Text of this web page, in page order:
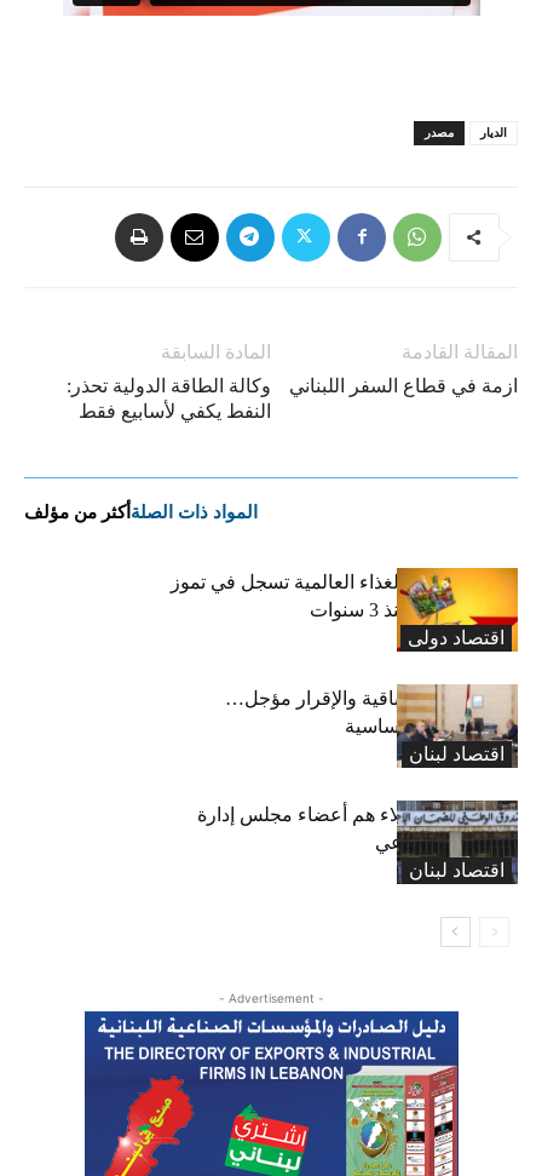
مصدر الديار
المادة السابقة
وكالة الطاقة الدولية تحذر:
النفط يكفي لأسابيع فقط
المقالة القادمة
ازمة في قطاع السفر اللبناني
المواد ذات الصلة أكثر من مؤلف
اقتصاد دولی
“الفاو”: أسعار الغذاء العالمية تسجل في تموز
أعلى مستوى منذ 3 سنوات
اقتصاد لبنان
رسوم النفايات باقية والإقرار مؤجل…
واستثناء لمواد أساسية
اقتصاد لبنان
بعد 19 عاماً: هؤلاء هم أعضاء مجلس إدارة
الضمان الاجتماعي
- Advertisement -